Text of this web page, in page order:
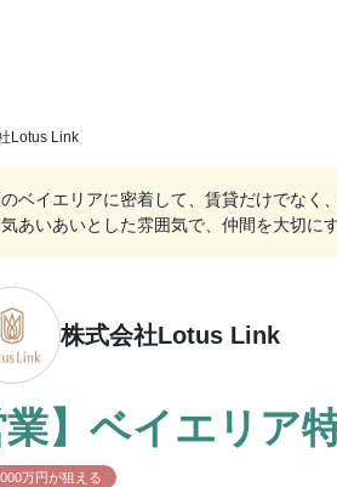
Lotus Link
ベイエリアに密着して、賃貸だけでなく
あいあいとした雰囲気で、仲間を大切に
株式会社Lotus Link
】ベイエリア
万円が狙える